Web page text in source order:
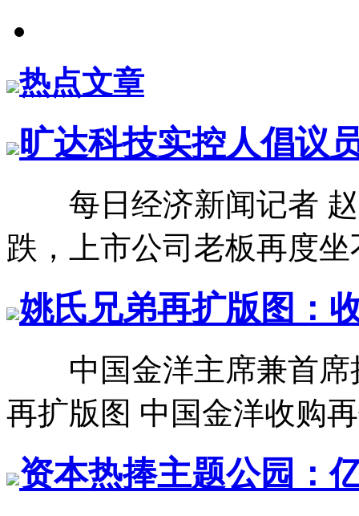
热点文章
旷达科技实控人倡议
每日经济新闻记者
跌，上市公司老板再度
姚氏兄弟再扩版图：
中国金洋主席兼首
再扩版图 中国金洋收购
资本热捧主题公园：